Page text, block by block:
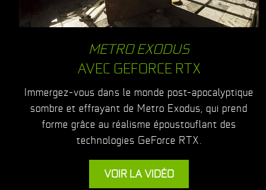
METRO EXODUS
AVEC GEFORCE RTX
Immergez-vous dans le monde post-apocalyptique
sombre et effrayant de Metro Exodus, qui prend
forme grâce au réalisme époustouflant des
technologies GeForce RTX.
VOIR LA VIDÉO